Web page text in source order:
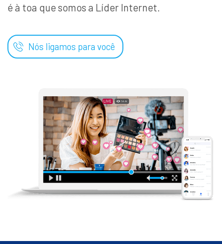
é à toa que somos a Líder Internet.
Nós ligamos para você